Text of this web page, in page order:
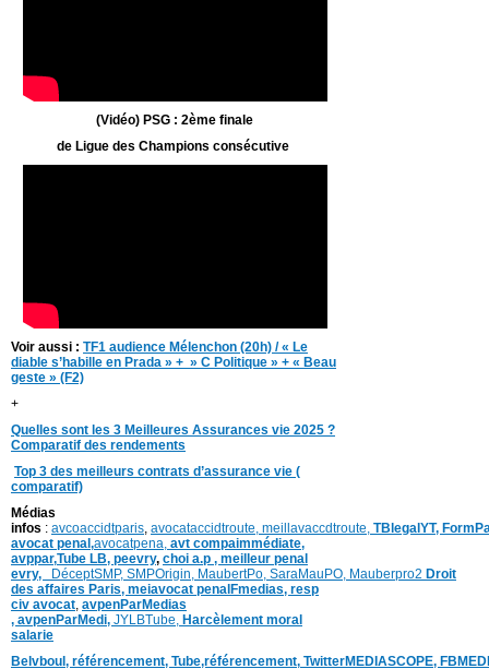
(Vidéo) PSG : 2ème finale
de Ligue des Champions consécutive
Voir aussi : TF1 audience Mélenchon (20h) / « Le
diable s’habille en Prada » + » C Politique » + « Beau
geste » (F2)
+
Quelles sont les 3 Meilleures Assurances vie 2025 ?
Comparatif des rendements
Top 3 des meilleurs contrats d’assurance vie (
comparatif)
Médias
infos : avcoaccidtparis, avocataccidtroute, meillavaccdtroute, TBlegalYT,
avocat penal,avocatpena, avt compaimmédiate,
avppar,Tube LB, peevry, choi a.p , meilleur penal
evry,
DéceptSMP, SMPOrigin, MaubertPo, SaraMauPO, Mauberpro2 Droit
des affaires Paris, meiavocat penalFmedias, resp
civ avocat, avpenParMedias
, avpenParMedi, JYLBTube, Harcèlement moral
salarie
Belvboul, référencement, Tube,référencement, TwitterMEDIASCOPE,